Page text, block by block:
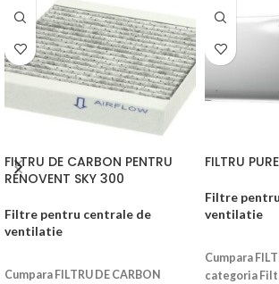
FILTRU DE CARBON PENTRU
RENOVENT SKY 300
Filtre pentru centrale de
ventilatie
Cumpara FILTRU DE CARBON
FILTRU
Filtre
ventilatie
Cumpara
categoria